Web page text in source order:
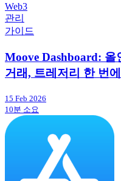
Web3
관리
가이드
Moove Dashboard: 올
거래, 트레저리 한 번
15 Feb 2026
10분 소요